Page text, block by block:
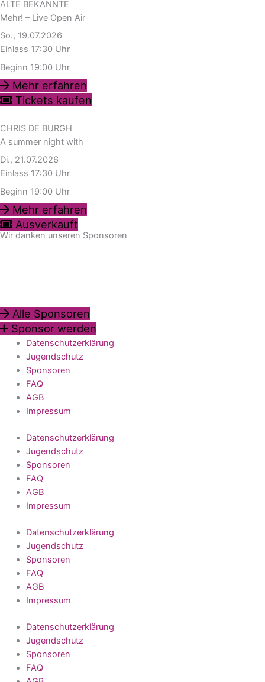
ALTE BEKANNTE
Mehr! – Live Open Air
So., 19.07.2026
Einlass 17:30 Uhr
Beginn 19:00 Uhr
Mehr erfahren
Tickets kaufen
CHRIS DE BURGH
A summer night with
Di., 21.07.2026
Einlass 17:30 Uhr
Beginn 19:00 Uhr
Mehr erfahren
Ausverkauft
Wir danken unseren Sponsoren
Alle Sponsoren
Sponsor werden
Datenschutzerklärung
Jugendschutz
Sponsoren
FAQ
AGB
Impressum
Datenschutzerklärung
Jugendschutz
Sponsoren
FAQ
AGB
Impressum
Datenschutzerklärung
Jugendschutz
Sponsoren
FAQ
AGB
Impressum
Datenschutzerklärung
Jugendschutz
Sponsoren
FAQ